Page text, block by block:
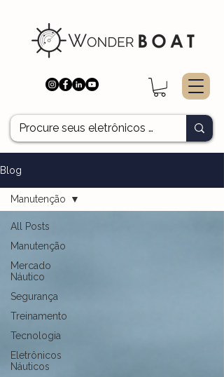
Blog
All Posts
Manutenção
Mercado
Náutico
Segurança
Treinamento
Tecnologia
Eletrônicos
Náuticos
Manutenção